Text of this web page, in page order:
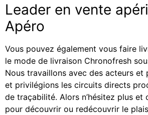
Leader en vente
Apéro
Vous pouvez également vous faire
le mode de livraison Chronofresh
Nous travaillons avec des acteurs et
et privilégions les circuits directs
de traçabilité. Alors n’hésitez plus et
pour découvrir ou redécouvrir le